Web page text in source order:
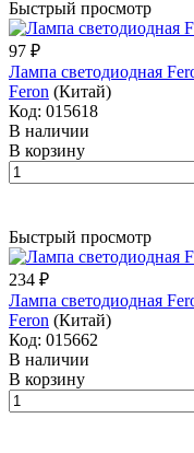
Быстрый просмотр
97 ₽
Лампа светодиодная
Feron (Китай)
Код: 015618
В наличии
В корзину
Быстрый просмотр
234 ₽
Лампа светодиодная
Feron (Китай)
Код: 015662
В наличии
В корзину